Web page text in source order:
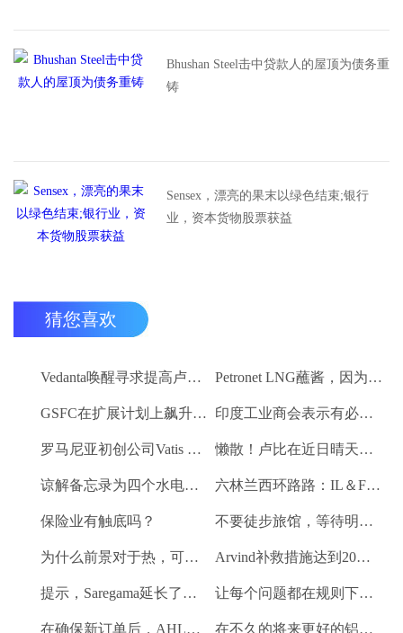
Bhushan Steel击中贷款人的屋顶为债务重
铸
Sensex，漂亮的果末以绿色结束;银行
业，资本货物股票获益
猜您喜欢
Vedanta唤醒寻求提高卢比。25-30亿卢比 Petronet LNG蘸酱，因为RBI禁令新鲜FII购买
GSFC在扩展计划上飙升2％ 印度工业商会表示有必要进一步推动家庭消费和私人投资
罗马尼亚初创公司Vatis Tech为其人工智能在线语音识别平台筹集了20万欧元 懒散！卢比在近日晴天结束
谅解备忘录为四个水电项目的发展，总容量为293兆瓦 六林兰西环路路：IL＆FS运输汇编2％
保险业有触底吗？ 不要徒步旅馆，等待明确的工资和价格通胀迹象，IMF告诉喂养
为什么前景对于热，可再生和石油和天然气项目稳定？ Arvind补救措施达到20％的上路
提示，Saregama延长了强大的卷 让每个问题都在规则下讨论议会：PM Modi.
在确保新订单后，AHLUWALIA合同率获3％ 在不久的将来更好的铝业股票的时间？